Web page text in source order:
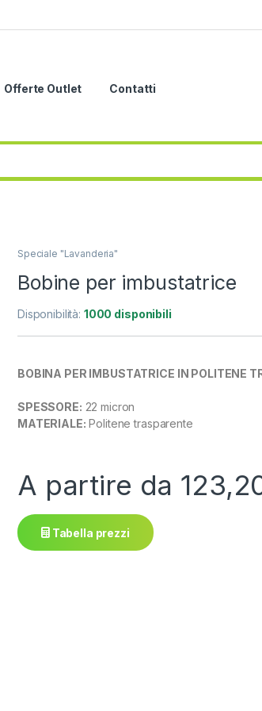
Offerte Outlet Contatti
Speciale "Lavanderia"
Bobine per imbustatrice
Disponibilità: 1000 disponibili
BOBINA PER IMBUSTATRICE IN POLITENE
SPESSORE: 22 micron
MATERIALE: Politene trasparente
A partire da
Tabella prezzi